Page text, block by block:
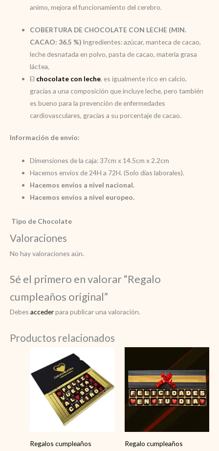
animo, mejora el funcionamiento del cerebro.
COBERTURA DE CHOCOLATE CON LECHE (MIN.
CACAO: 36.5 %) Ingredientes: azúcar, manteca de cacao,
leche desnatada en polvo, pasta de cacao, materia grasa
láctea,
El chocolate con leche, es igualmente rico en calcio,
gracias a una composición que incluye leche, pero también
es bueno para la prevención de enfermedades
cardiovasculares, gracias a su porcentaje de cacao.
Información de envío:
Dimensiones de la caja: 37cm x 14.5cm x 2.2cm
Hacemos envíos de 24H a 72H. (Solo días laborales).
Hacemos envíos a nivel nacional.
Hacemos envíos a nivel europeo.
Tipo de Chocolate
Valoraciones
No hay valoraciones aún.
Sé el primero en valorar “Regalo
cumpleaños original”
Debes accederpara publicar una valoración.
Productos relacionados
Regalos cumpleaños
Regalo cumpleaños